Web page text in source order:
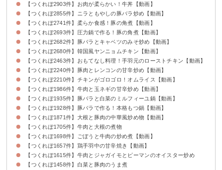
【つくれぽ2903件】お肉が柔らかい！牛丼【動画】
【つくれぽ2855件】ニラともやしの豚バラ炒め【動画】
【つくれぽ2741件】柔らか食感！豚の角煮【動画】
【つくれぽ2693件】圧力鍋で作る！豚の角煮【動画】
【つくれぽ2682件】豚バラとキャベツのみそ炒め【動画】
【つくれぽ2680件】韓国風ヤンニョムチキン【動画】
【つくれぽ2463件】おもてなし料理！手羽元のローストチキン【動画】
【つくれぽ2240件】豚肉とレンコンの甘辛炒め【動画】
【つくれぽ2210件】チキンがゴロゴロ！オムライス【動画】
【つくれぽ1986件】牛肉と玉ネギの甘辛炒め【動画】
【つくれぽ1935件】豚バラと白菜のミルフィーユ鍋【動画】
【つくれぽ1928件】豚バラで作る！本格もつ鍋【動画】
【つくれぽ1871件】大根と豚肉の中華風炒め物【動画】
【つくれぽ1705件】牛肉と大根の煮物
【つくれぽ1698件】ごぼうと牛肉の炒め煮【動画】
【つくれぽ1657件】鶏手羽中の甘辛焼き【動画】
【つくれぽ1615件】牛肉とジャガイモとピーマンのオイスター炒め
【つくれぽ1458件】白菜と豚肉のうま煮